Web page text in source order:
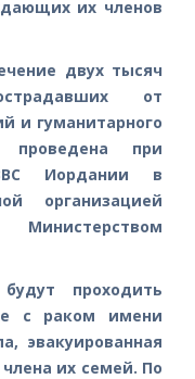
их членов
двух тысяч
от
и гуманитарного
проведена при
Иордании в
организацией
проходить
с раком имени
эвакуированная
их семей. По